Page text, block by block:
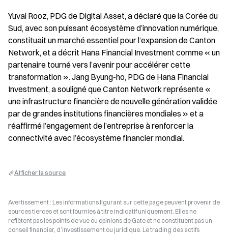
Yuval Rooz, PDG de Digital Asset, a déclaré que la Corée du
Sud, avec son puissant écosystème d’innovation numérique,
constituait un marché essentiel pour l’expansion de Canton
Network, et a décrit Hana Financial Investment comme « un
partenaire tourné vers l’avenir pour accélérer cette
transformation ». Jang Byung-ho, PDG de Hana Financial
Investment, a souligné que Canton Network représente «
une infrastructure financière de nouvelle génération validée
par de grandes institutions financières mondiales » et a
réaffirmé l’engagement de l’entreprise à renforcer la
connectivité avec l’écosystème financier mondial.
Afficher la source
Avertissement : Les informations figurant sur cette page peuvent provenir de
sources tierces et sont fournies à titre indicatif uniquement. Elles ne
reflètent pas les points de vue ou opinions de Gate et ne constituent pas un
conseil financier, d’investissement ou juridique. Le trading des actifs